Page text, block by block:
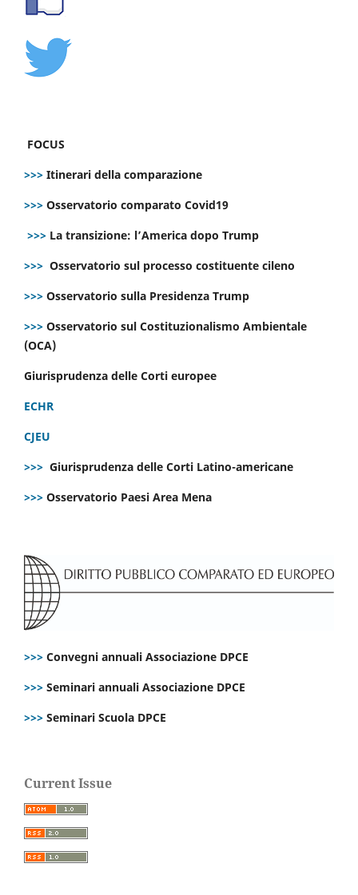
FOCUS
>>> Itinerari della comparazione
>>> Osservatorio comparato Covid19
>>> La transizione: l’America dopo Trump
>>> Osservatorio sul processo costituente cileno
>>> Osservatorio sulla Presidenza Trump
>>> Osservatorio sul Costituzionalismo Ambientale
(OCA)
Giurisprudenza delle Corti europee
ECHR
CJEU
>>> Giurisprudenza delle Corti Latino-americane
>>> Osservatorio Paesi Area Mena
>>> Convegni annuali Associazione DPCE
>>> Seminari annuali Associazione DPCE
>>> Seminari Scuola DPCE
Current Issue